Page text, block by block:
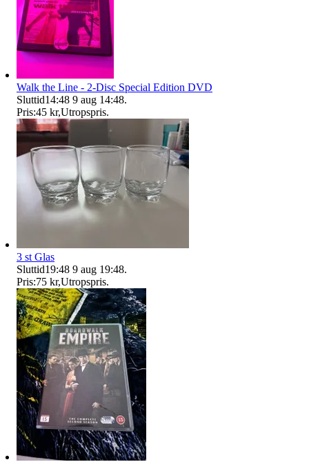
Walk the Line - 2-Disc Special Edition DVD
Sluttid14:48 9 aug 14:48.
Pris:45 kr,Utropspris.
3 st Glas
Sluttid19:48 9 aug 19:48.
Pris:75 kr,Utropspris.